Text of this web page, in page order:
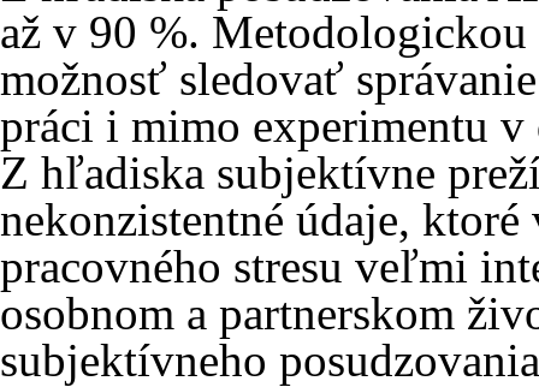
až v 90 %.
možnosť sledovať
práci i mimo experimentu
Z hľadiska subjektívne
nekonzistentné údaje,
pracovného stresu veľmi
osobnom a partnerskom
subjektívneho